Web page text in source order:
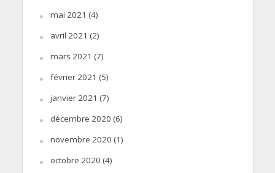
mai 2021 (4)
avril 2021 (2)
mars 2021 (7)
février 2021 (5)
janvier 2021 (7)
décembre 2020 (6)
novembre 2020 (1)
octobre 2020 (4)